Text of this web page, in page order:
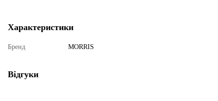
Характеристики
Бренд MORRIS
Відгуки